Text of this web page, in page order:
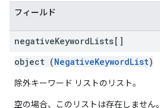
フィールド
negativeKeywordLists[]
object (NegativeKeywordList)
除外キーワード リストのリスト。
空の場合、このリストは存在しません。